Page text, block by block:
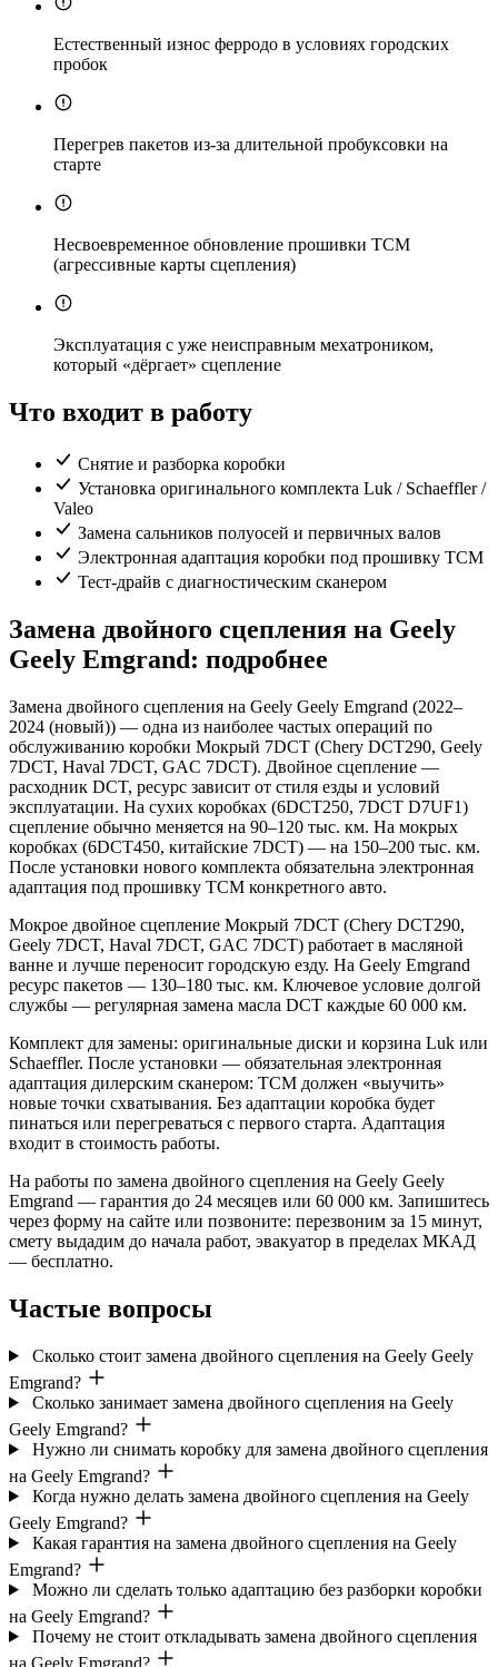
Естественный износ ферродо в условиях городских
пробок
Перегрев пакетов из-за длительной пробуксовки на
старте
Несвоевременное обновление прошивки TCM
(агрессивные карты сцепления)
Эксплуатация с уже неисправным мехатроником,
который «дёргает» сцепление
Что входит в работу
Снятие и разборка коробки
Установка оригинального комплекта Luk / Schaeffler /
Valeo
Замена сальников полуосей и первичных валов
Электронная адаптация коробки под прошивку TCM
Тест-драйв с диагностическим сканером
Замена двойного сцепления на Geely
Geely Emgrand: подробнее
Замена двойного сцепления на Geely Geely Emgrand (2022–
2024 (новый)) — одна из наиболее частых операций по
обслуживанию коробки Мокрый 7DCT (Chery DCT290, Geely
7DCT, Haval 7DCT, GAC 7DCT). Двойное сцепление —
расходник DCT, ресурс зависит от стиля езды и условий
эксплуатации. На сухих коробках (6DCT250, 7DCT D7UF1)
сцепление обычно меняется на 90–120 тыс. км. На мокрых
коробках (6DCT450, китайские 7DCT) — на 150–200 тыс. км.
После установки нового комплекта обязательна электронная
адаптация под прошивку TCM конкретного авто.
Мокрое двойное сцепление Мокрый 7DCT (Chery DCT290,
Geely 7DCT, Haval 7DCT, GAC 7DCT) работает в масляной
ванне и лучше переносит городскую езду. На Geely Emgrand
ресурс пакетов — 130–180 тыс. км. Ключевое условие долгой
службы — регулярная замена масла DCT каждые 60 000 км.
Комплект для замены: оригинальные диски и корзина Luk или
Schaeffler. После установки — обязательная электронная
адаптация дилерским сканером: TCM должен «выучить»
новые точки схватывания. Без адаптации коробка будет
пинаться или перегреваться с первого старта. Адаптация
входит в стоимость работы.
На работы по замена двойного сцепления на Geely Geely
Emgrand — гарантия до 24 месяцев или 60 000 км. Запишитесь
через форму на сайте или позвоните: перезвоним за 15 минут,
смету выдадим до начала работ, эвакуатор в пределах МКАД
— бесплатно.
Частые вопросы
Сколько стоит замена двойного сцепления на Geely Geely
Emgrand?
Сколько занимает замена двойного сцепления на Geely
Geely Emgrand?
Нужно ли снимать коробку для замена двойного сцепления
на Geely Emgrand?
Когда нужно делать замена двойного сцепления на Geely
Geely Emgrand?
Какая гарантия на замена двойного сцепления на Geely
Emgrand?
Можно ли сделать только адаптацию без разборки коробки
на Geely Emgrand?
Почему не стоит откладывать замена двойного сцепления
на Geely Emgrand?